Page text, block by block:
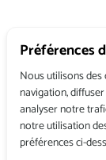
Préférences
Nous utilisons
navigation,
analyser notre
notre utilisation
préférences ci-